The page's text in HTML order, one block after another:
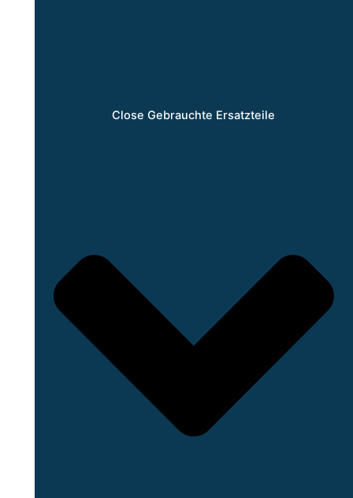
Close Gebrauchte Ersatzteile